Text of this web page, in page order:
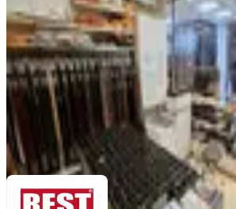
1 Oda· 20 m²·Düz Giriş
17.000 ₺
REST Ofis Arife Kayadibi
Ara